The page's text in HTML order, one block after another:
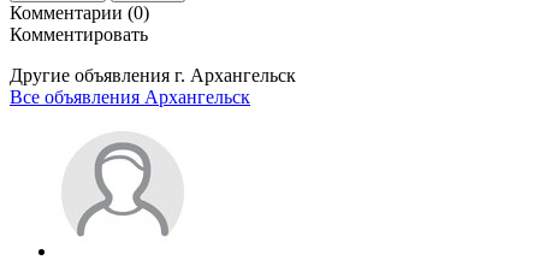
Комментарии (0)
Комментировать
Другие объявления г. Архангельск
Все объявления Архангельск